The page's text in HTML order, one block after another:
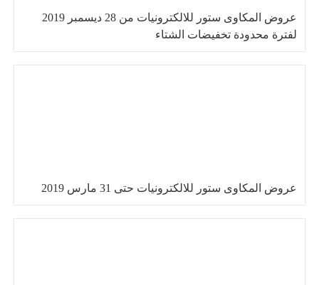
عروض المكاوى ستور للالكترونيات من 28 ديسمبر 2019
لفترة محدودة تخفيضات الشتاء
عروض المكاوى ستور للالكترونيات حتى 31 مارس 2019